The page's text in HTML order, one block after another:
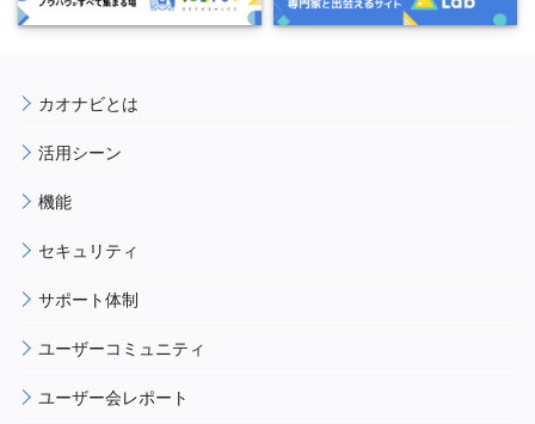
カオナビとは
活用シーン
機能
セキュリティ
サポート体制
ユーザーコミュニティ
ユーザー会レポート